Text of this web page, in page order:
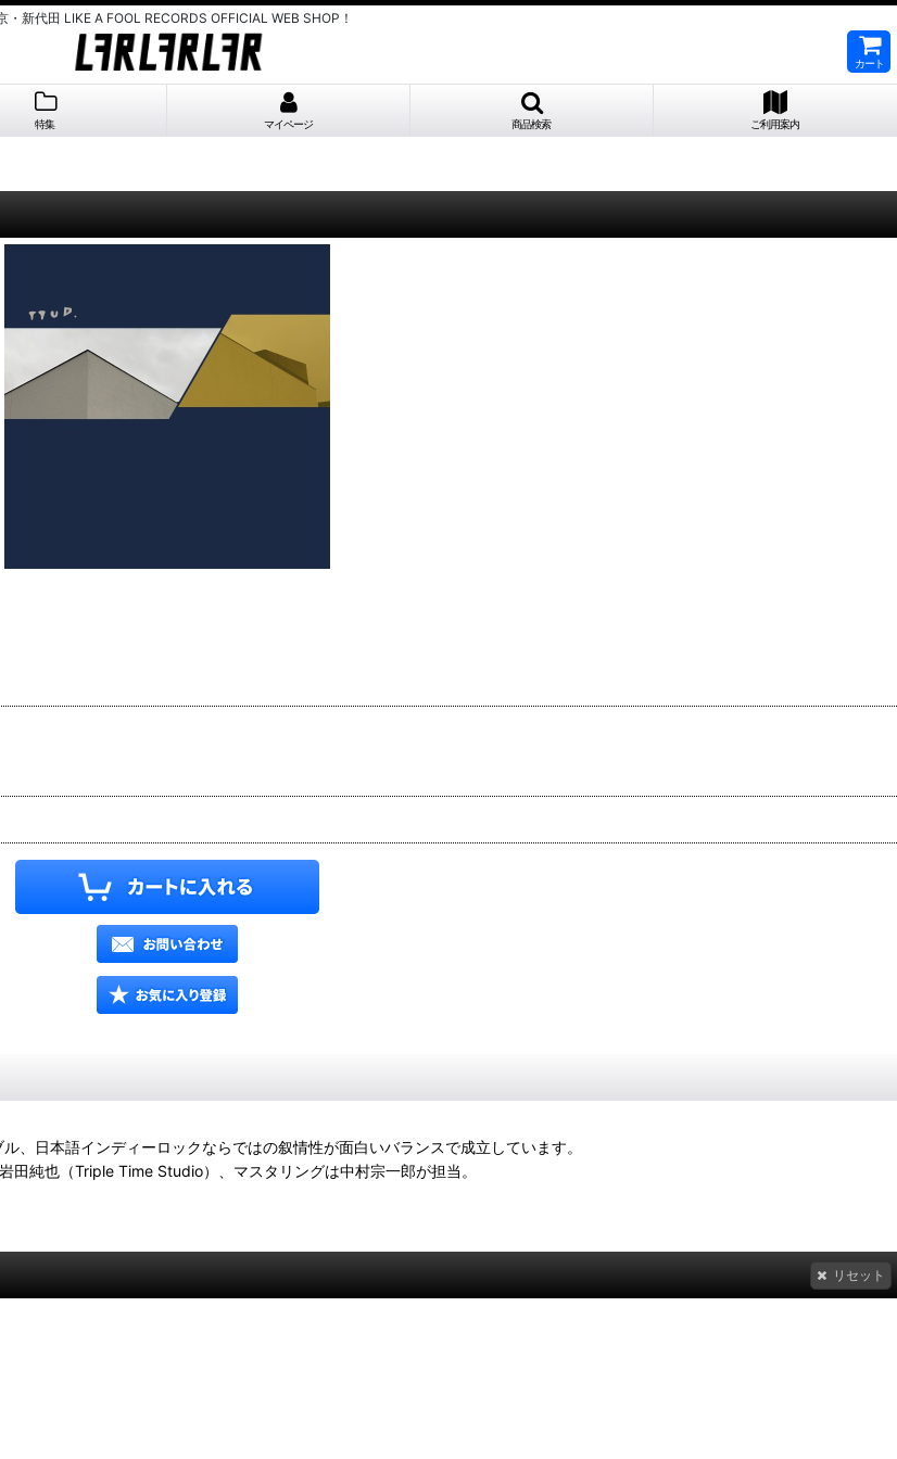
・新代田 LIKE A FOOL RECORDS OFFICIAL WEB SHOP！
カート
特集 マイページ 商品検索 ご利用案内
日本語インディーロックならではの叙情性が面白いバランスで成立しています。
純也（Triple Time Studio）、マスタリングは中村宗一郎が担当。
リセット